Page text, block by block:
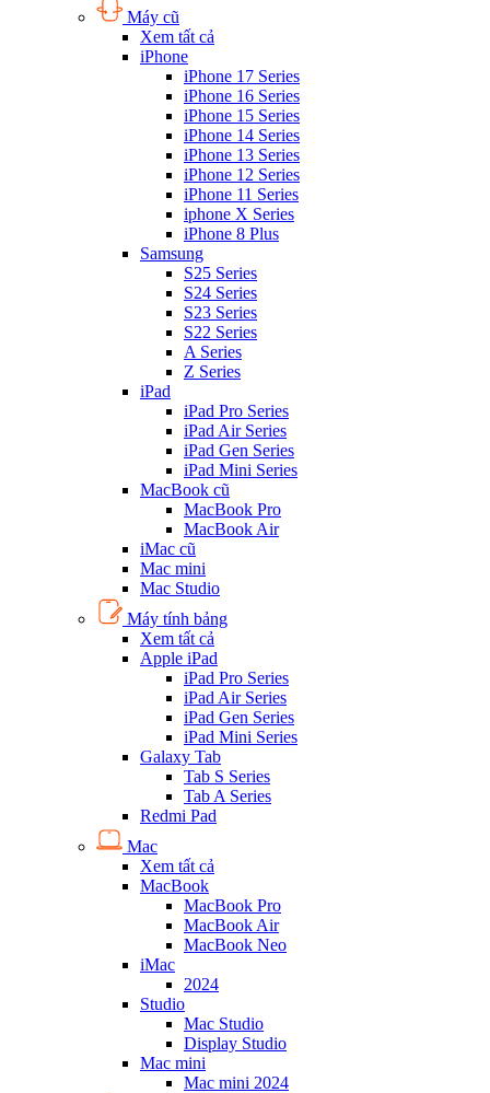
Máy cũ
Xem tất cả
iPhone
iPhone 17 Series
iPhone 16 Series
iPhone 15 Series
iPhone 14 Series
iPhone 13 Series
iPhone 12 Series
iPhone 11 Series
iphone X Series
iPhone 8 Plus
Samsung
S25 Series
S24 Series
S23 Series
S22 Series
A Series
Z Series
iPad
iPad Pro Series
iPad Air Series
iPad Gen Series
iPad Mini Series
MacBook cũ
MacBook Pro
MacBook Air
iMac cũ
Mac mini
Mac Studio
Máy tính bảng
Xem tất cả
Apple iPad
iPad Pro Series
iPad Air Series
iPad Gen Series
iPad Mini Series
Galaxy Tab
Tab S Series
Tab A Series
Redmi Pad
Mac
Xem tất cả
MacBook
MacBook Pro
MacBook Air
MacBook Neo
iMac
2024
Studio
Mac Studio
Display Studio
Mac mini
Mac mini 2024